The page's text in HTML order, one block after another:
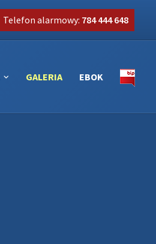
Telefon alarmowy: 784 444 648
GALERIA EBOK